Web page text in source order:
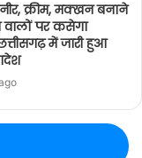
क्रीम, मक्खन बनाने
पर कसेगा
में जारी हुआ